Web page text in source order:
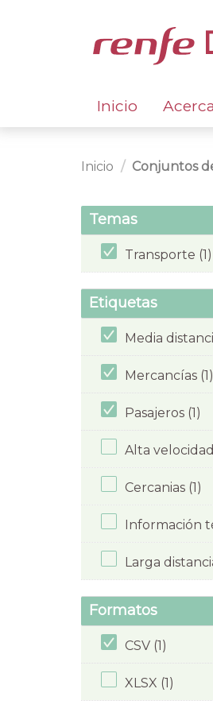
Inicio
Inicio Conjuntos
Temas
Transporte (1)
Etiquetas
Media
Mercancías (1)
Pasajeros (1)
Alta velocidad
Cercanias (1)
Información
Larga
Formatos
CSV (1)
XLSX (1)